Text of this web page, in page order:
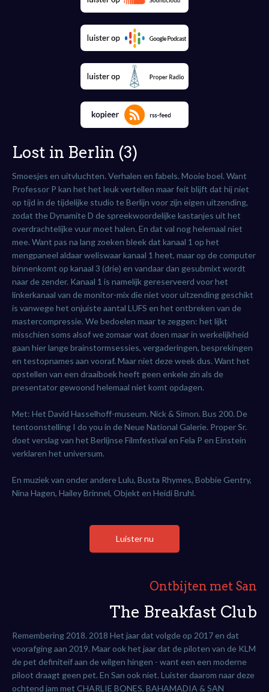
Lost in Berlin (3)
Smoesjes en uitvluchten. Verhalen en fabels. Mooie boel. Want
Professor P kan het het leuk vertellen maar feit blijft dat hij niet
op tijd in de tijdelijke studio te Berlijn voor zijn eigen uitzending,
zodat the Dynamite D de spreekwoordelijke kastanjes uit het
overdrachtelijke vuur moet halen. En dat val nog helemaal niet
mee. Want pas na lang zoeken bleek dat kanaal 1 op het
mengpaneel aldaar weliswaar kanaal 1 heet, maar op de computer
binnenkomt op kanaal 3 (drie) en vandaar dan gesubmixt wordt
naar de zender. Kanaal 1 is namelijk gereserveerd voor het
linkerkanaal van de monitor-mix die niet voor uitzending geschikt
is vanwege het onjuiste aantal LUFS en het ontbreken van de
mastercompressie. We bedoelen maar te zeggen: het lijkt
misschien soms alsof we zomaar wat doen maar in werkelijkheid
gaan hier lange brainstormsessies, vergaderingen, besprekingen
en testopnames aan vooraf. Maar niet deze week dus. Want het
opstellen van een draaiboek heeft geen enkele zin als de
presentator gewoond helemaal niet komt opdagen.
Met: Het David Hasselhoff-museum. Nick & Simon. Bus 200. De
tentoonstelling I do you in de Neue National Galerie. Proper Sr.
doet verslag van het Berlijnse Filmfestival en Fela P en Einstein
verklaren het universum.
En muziek van onder andere Lulu, Busta Rhymes, Bobbie Gentry,
Nina Hagen, Hailey Brinnel, Objekt en Heidi Bruhl.
Luister nu
Ontbijten met San
The Breakfast Club
Remembering 2018. 2018 Het jaar dat volgde op 2017 en dat
voorafging aan 2019. Maar ook het jaar dat de piloten van de KLM
de pet definiteif aan de wilgen hingen - want een een moderne
piloot draagt geen pet. En San ook niet. Luister daarom naar deze
ochtend jam met CHARLIE BONES, BAHAMADIA & SAN